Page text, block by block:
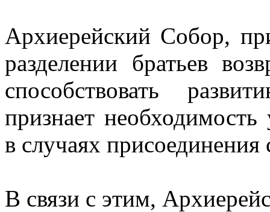
Архиерейский Собор,
разделении братьев
способствовать
признает
в случаях
В связи с этим,